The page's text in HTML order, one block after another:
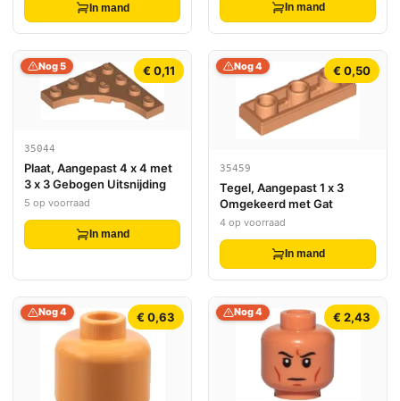
In mand In mand
€ 0,11
Nog 5
35044
Plaat, Aangepast 4 x 4 met
3 x 3 Gebogen Uitsnijding
5 op voorraad
In mand
€ 0,50
Nog 4
35459
Tegel, Aangepast 1 x 3
Omgekeerd met Gat
4 op voorraad
In mand
€ 0,63
Nog 4 € 2,43
Nog 4